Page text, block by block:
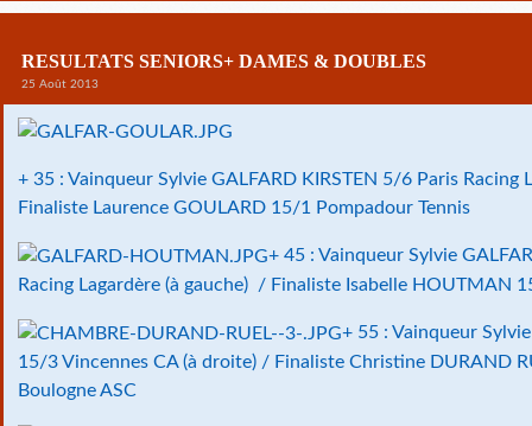
RESULTATS SENIORS+ DAMES & DOUBLES
25 Août 2013
+ 35 : Vainqueur Sylvie GALFARD KIRSTEN 5/6 Paris Racing
Finaliste Laurence GOULARD 15/1 Pompadour Tennis
+ 45 : Vainqueur Sylvie
Racing Lagardère (à gauche) / Finaliste Isabelle HOUTMAN
+ 55 : Vainqueur
15/3 Vincennes CA (à droite) / Finaliste Christine DURAND
Boulogne ASC